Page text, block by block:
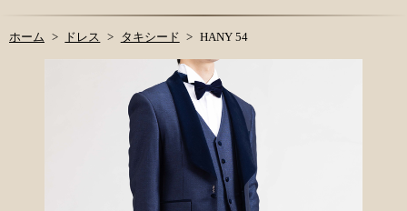
ホーム ドレス タキシード HANY 54